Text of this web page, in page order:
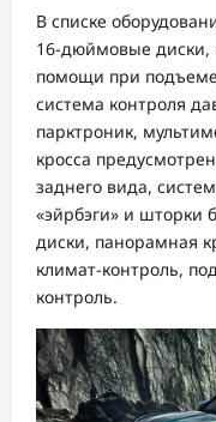
В списке
16-дюймовые диски,
помощи при
система контроля
парктроник,
кросса
заднего вида,
«эйрбэги» и шторки
диски, панорамная
климат-контроль,
контроль.